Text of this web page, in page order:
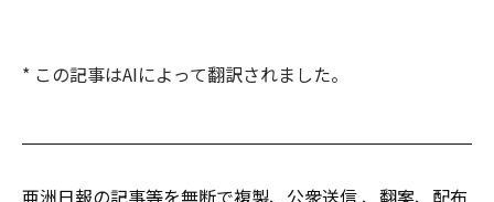
* この記事はAIによって翻訳されました。
亜洲日報の記事等を無断で複製、公衆送信 、翻案、配布